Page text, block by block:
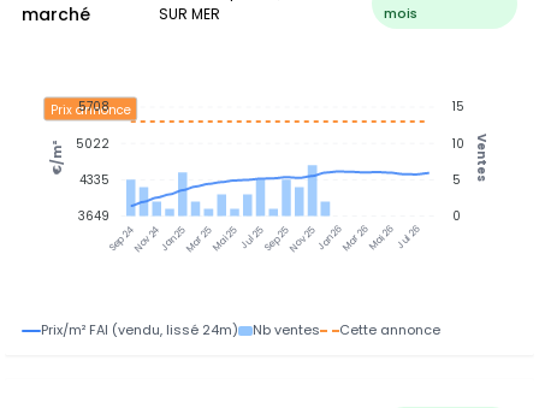
marché
SUR MER
mois
Sep 24Nov 24Jan 25Mar 25Mai 25Jul 25Sep 25Nov 25Jan 26Mar 26Mai 26Jul 26
Prix annonce 15
10
5
0
Ventes
5708
5022
4335
3649
€/m²
Prix/m² FAI (vendu, lissé 24m) Nb ventes Cette annonce